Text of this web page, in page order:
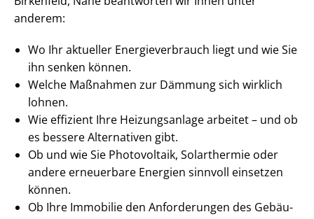
anderem:
Wo Ihr aktueller En­er­gie­ver­brauch liegt und wie Sie
ihn senken können.
Welche Maßnahmen zur Dämmung sich wirklich
lohnen.
Wie effizient Ihre Heizungsanlage arbeitet – und ob
es bessere Alternativen gibt.
Ob und wie Sie Photovoltaik, Solarthermie oder
andere erneuerbare Energien sinnvoll einsetzen
können.
Ob Ihre Immobilie den Anforderungen des Ge­bäu­